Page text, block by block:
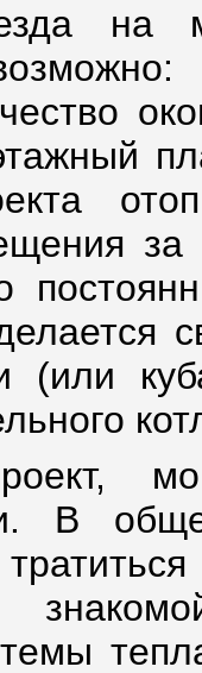
на
(или
В